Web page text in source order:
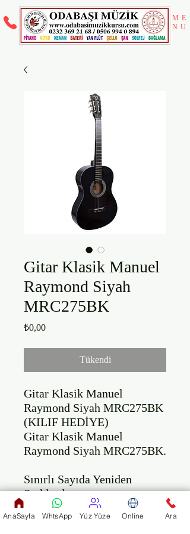
ME
NU
Gitar Klasik Manuel
Raymond Siyah
MRC275BK
₺0,00Fiyat
Tükendi
Gitar Klasik Manuel
Raymond Siyah MRC275BK
(KILIF HEDİYE)
Gitar Klasik Manuel
Raymond Siyah MRC275BK.
Sınırlı Sayıda Yeniden
Stoklarda ....
Ön Kapak: Nato ( Siyah)
AnaSayfa WhtsApp Yüz Yüze Online Ara